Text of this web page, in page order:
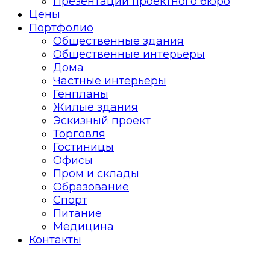
Цены
Портфолио
Общественные здания
Общественные интерьеры
Дома
Частные интерьеры
Генпланы
Жилые здания
Эскизный проект
Торговля
Гостиницы
Офисы
Пром и склады
Образование
Спорт
Питание
Медицина
Контакты